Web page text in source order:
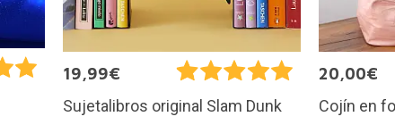
19,99€
Sujetalibros original Slam Dunk
20,00€
Cojín en